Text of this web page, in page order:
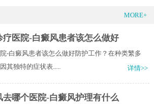
MORE+
疗医院-白癜风患者该怎么做好
-白癜风患者该怎么做好防护工作？在种类繁多
其独特的症状表.....
详情>>
哪个医院-白癜风护理有什么